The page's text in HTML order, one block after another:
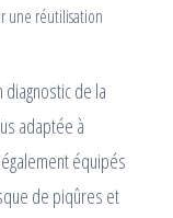
une réutilisation
diagnostic de la
adaptée à
équipés
de piqûres et